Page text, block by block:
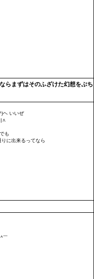
らまずはそのふざけた幻想をぶち